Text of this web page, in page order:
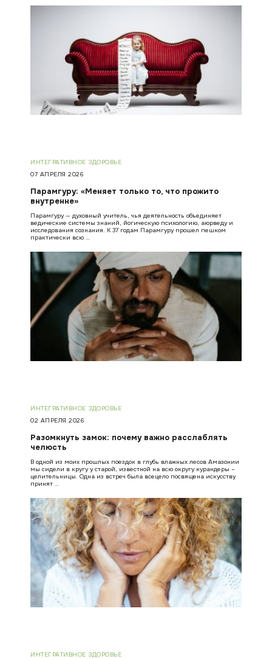
ИНТЕГРАТИВНОЕ ЗДОРОВЬЕ
07 АПРЕЛЯ 2026
Парамгуру: «Меняет только то, что прожито
внутренне»
Парамгуру — духовный учитель, чья деятельность объединяет
ведические системы знаний, йогическую психологию, аюрведу и
исследования сознания. К 37 годам Парамгуру прошел пешком
практически всю …
ИНТЕГРАТИВНОЕ ЗДОРОВЬЕ
02 АПРЕЛЯ 2026
Разомкнуть замок: почему важно расслаблять
челюсть
В одной из моих прошлых поездок в глубь влажных лесов Амазонии
мы сидели в кругу у старой, известной на всю округу курандеры –
целительницы. Одна из встреч была всецело посвящена искусству
принят …
ИНТЕГРАТИВНОЕ ЗДОРОВЬЕ